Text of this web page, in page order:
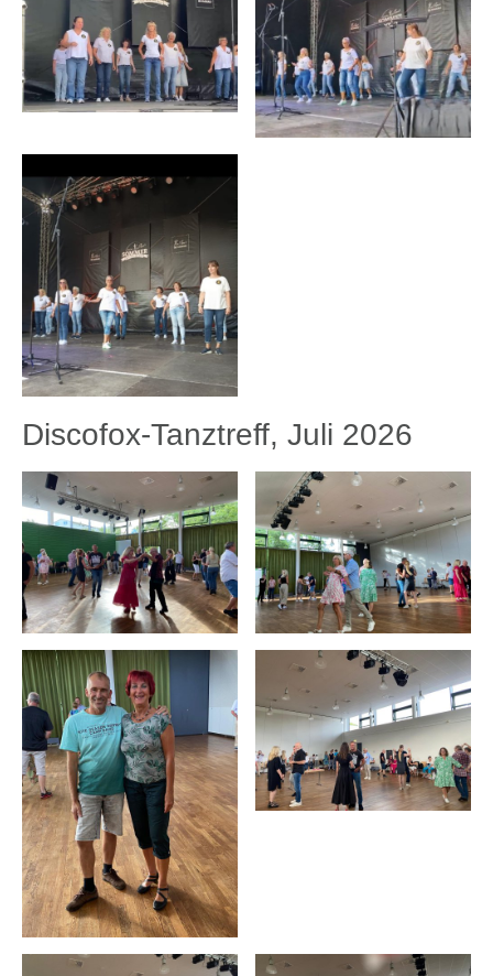
Discofox-Tanztreff, Juli 2026